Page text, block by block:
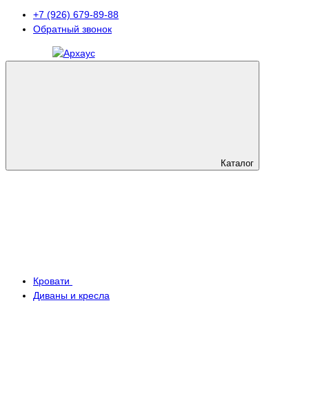
+7 (926) 679-89-88
Обратный звонок
Каталог
Кровати
Диваны и кресла